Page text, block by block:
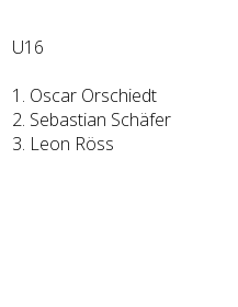
U16
1. Oscar Orschiedt
2. Sebastian Schäfer
3. Leon Röss